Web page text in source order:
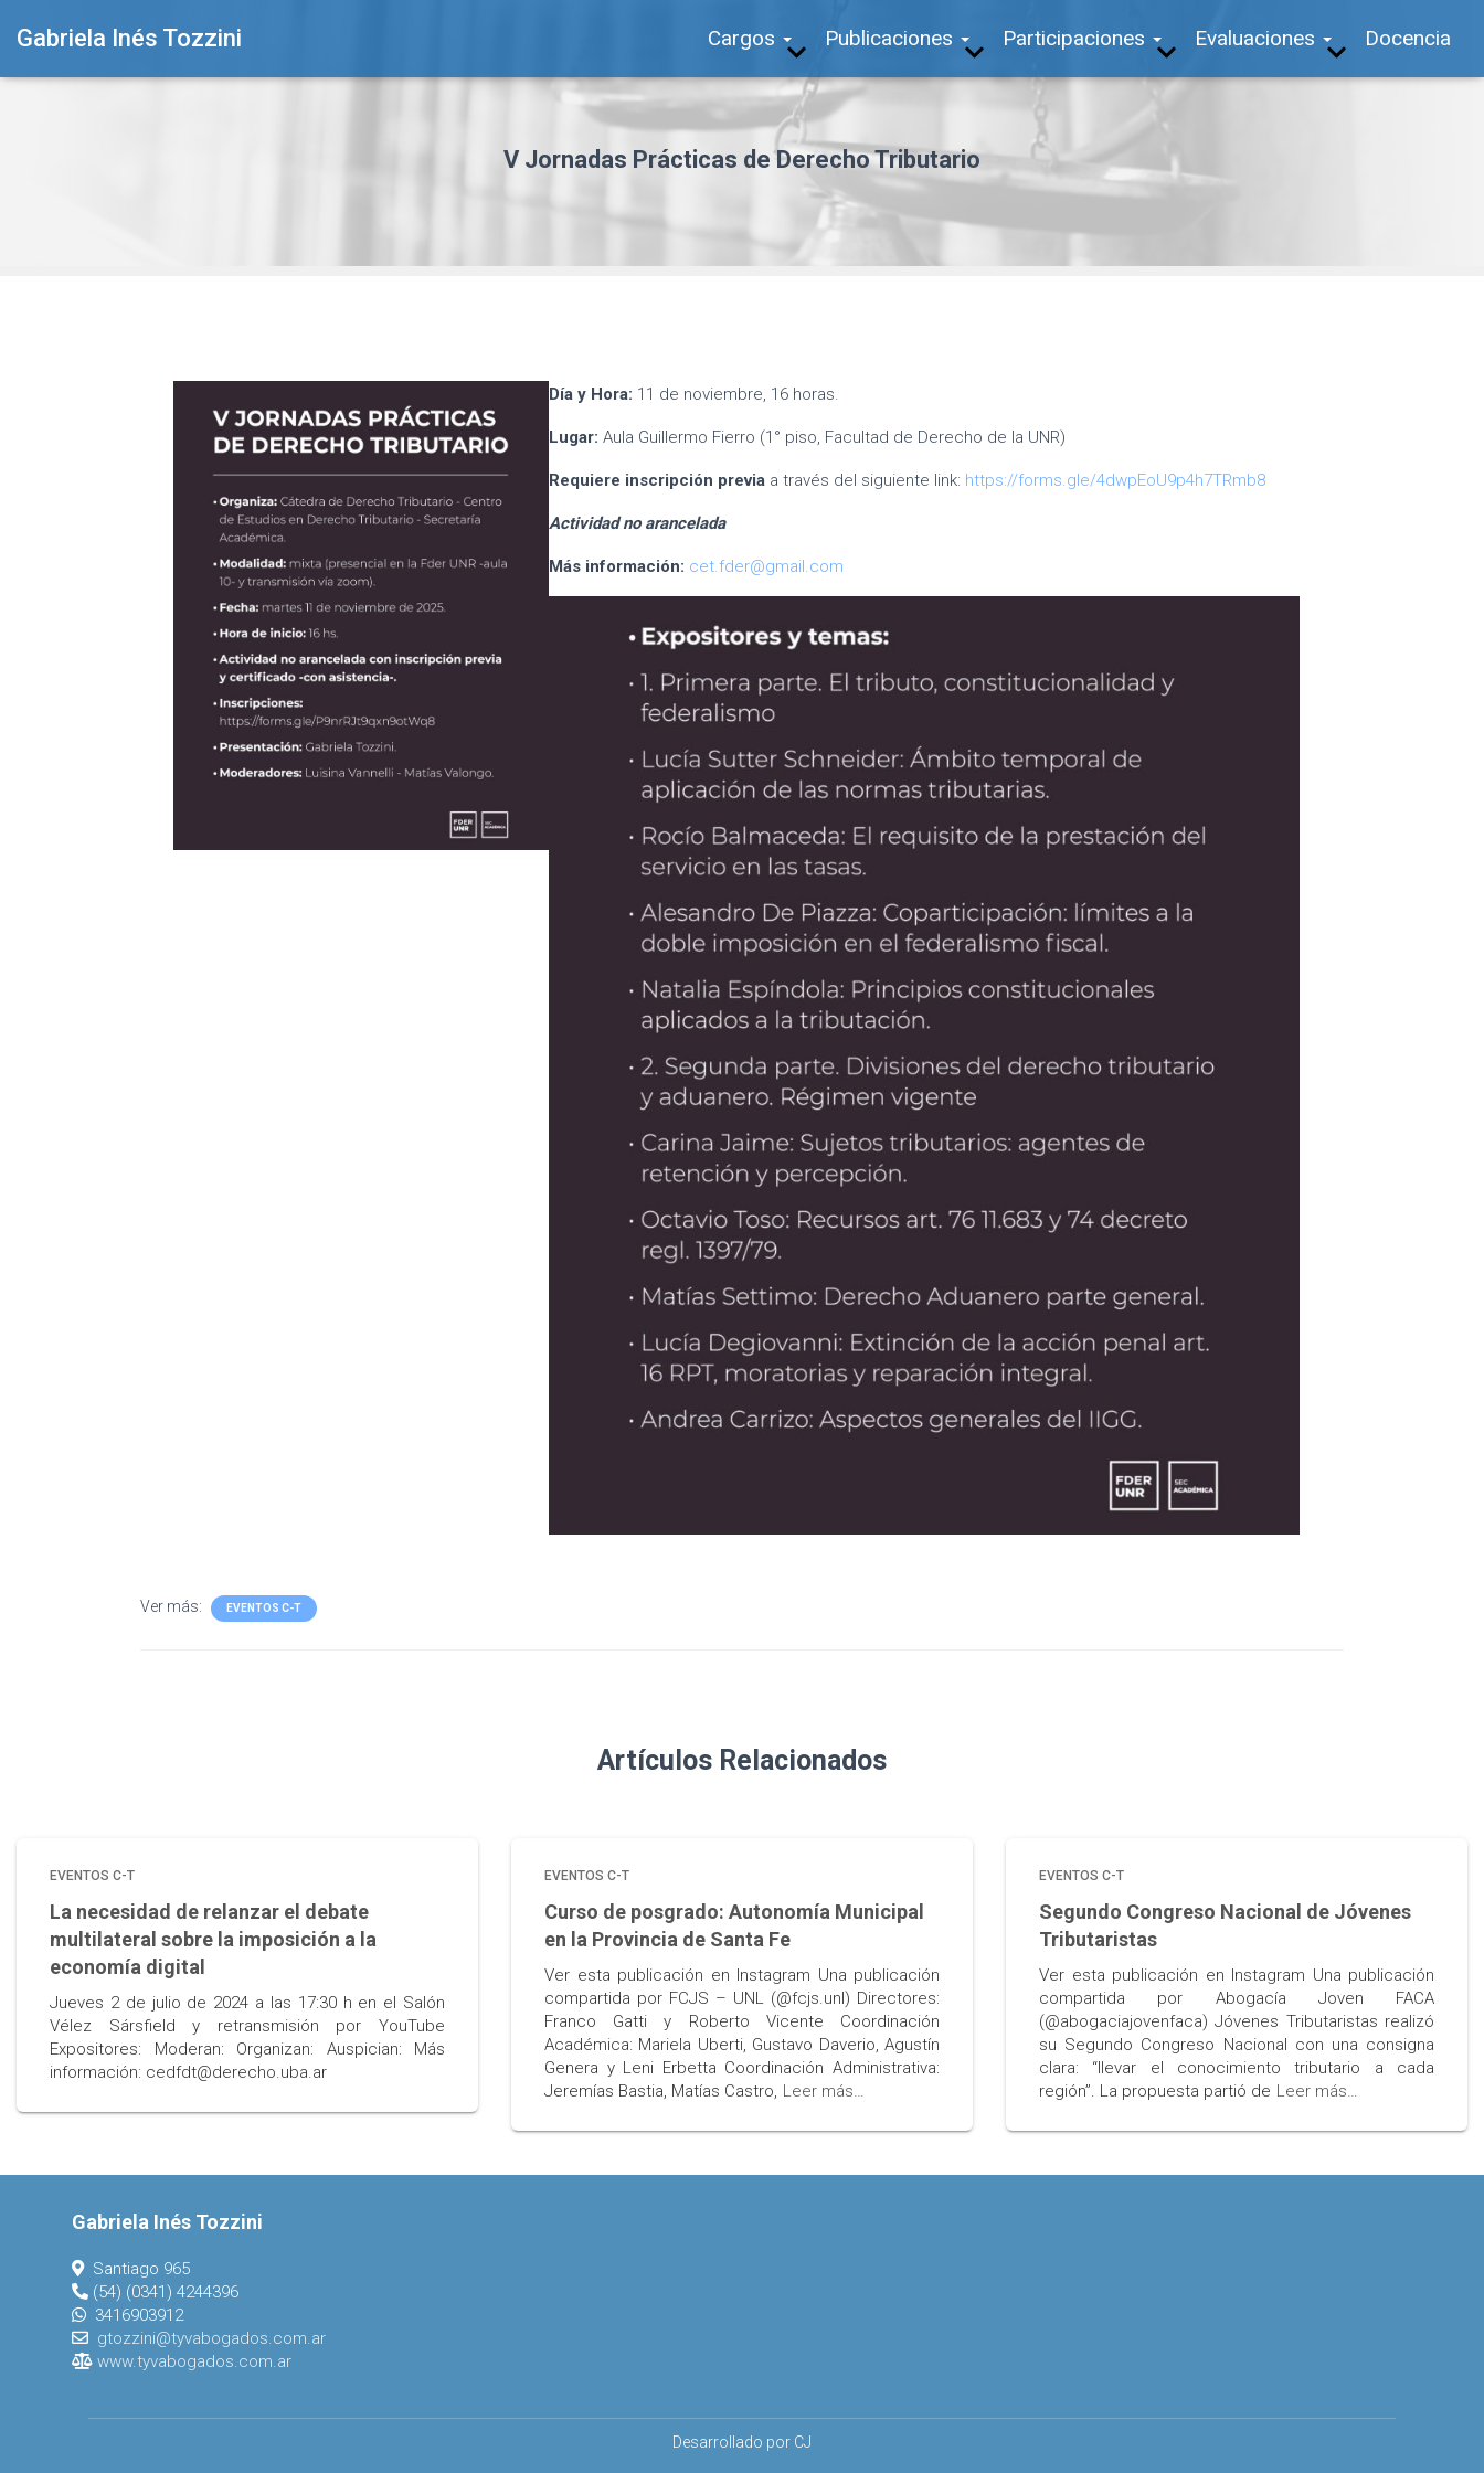
Gabriela Inés Tozzini Cargos Publicaciones Participaciones Evaluaciones Docencia
V Jornadas Prácticas de Derecho Tributario
Día y Hora: 11 de noviembre, 16 horas.
Lugar: Aula Guillermo Fierro (1° piso, Facultad de Derecho de la UNR)
Requiere inscripción previaa través del siguiente link: https://forms.gle/4dwpEoU9p4h7TRmb8
Actividad no arancelada
Más información: cet.fder@gmail.com
Ver más: EVENTOS C-T
Artículos Relacionados
EVENTOS C-T
La necesidad de relanzar el debate
multilateral sobre la imposición a la
economía digital
Jueves 2 de julio de 2024 a las 17:30 h en el Salón
Vélez Sársfield y retransmisión por YouTube
Expositores: Moderan: Organizan: Auspician: Más
información: cedfdt@derecho.uba.ar
EVENTOS C-T
Curso de posgrado: Autonomía Municipal
en la Provincia de Santa Fe
Ver esta publicación en Instagram Una publicación
compartida por FCJS – UNL (@fcjs.unl) Directores:
Franco Gatti y Roberto Vicente Coordinación
Académica: Mariela Uberti, Gustavo Daverio, Agustín
Genera y Leni Erbetta Coordinación Administrativa:
Jeremías Bastia, Matías Castro, Leer más…
EVENTOS C-T
Segundo Congreso Nacional de Jóvenes
Tributaristas
Ver esta publicación en Instagram Una publicación
compartida por Abogacía Joven FACA
(@abogaciajovenfaca) Jóvenes Tributaristas realizó
su Segundo Congreso Nacional con una consigna
clara: “llevar el conocimiento tributario a cada
región”. La propuesta partió de Leer más…
Gabriela Inés Tozzini
Santiago 965
(54) (0341) 4244396
3416903912
gtozzini@tyvabogados.com.ar
www.tyvabogados.com.ar
Desarrollado por CJ